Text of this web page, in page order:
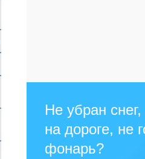
Не убран
на дороге, не
фонарь?